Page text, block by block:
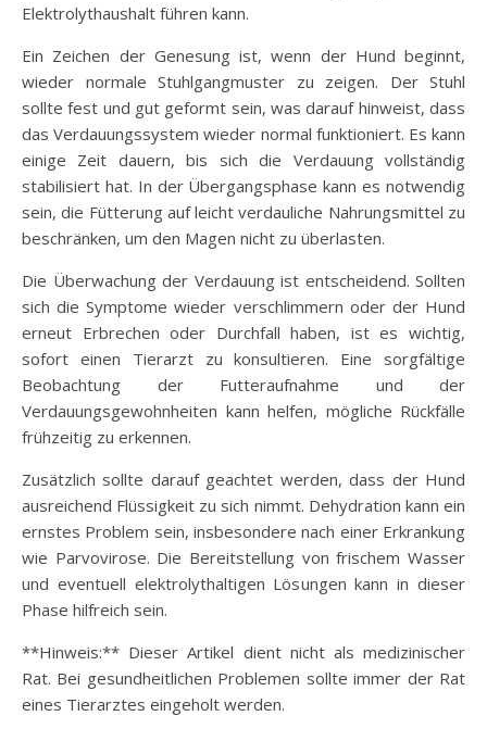
Elektrolythaushalt führen kann.
Ein Zeichen der Genesung ist, wenn der Hund beginnt,
wieder normale Stuhlgangmuster zu zeigen. Der Stuhl
sollte fest und gut geformt sein, was darauf hinweist, dass
das Verdauungssystem wieder normal funktioniert. Es kann
einige Zeit dauern, bis sich die Verdauung vollständig
stabilisiert hat. In der Übergangsphase kann es notwendig
sein, die Fütterung auf leicht verdauliche Nahrungsmittel zu
beschränken, um den Magen nicht zu überlasten.
Die Überwachung der Verdauung ist entscheidend. Sollten
sich die Symptome wieder verschlimmern oder der Hund
erneut Erbrechen oder Durchfall haben, ist es wichtig,
sofort einen Tierarzt zu konsultieren. Eine sorgfältige
Beobachtung der Futteraufnahme und der
Verdauungsgewohnheiten kann helfen, mögliche Rückfälle
frühzeitig zu erkennen.
Zusätzlich sollte darauf geachtet werden, dass der Hund
ausreichend Flüssigkeit zu sich nimmt. Dehydration kann ein
ernstes Problem sein, insbesondere nach einer Erkrankung
wie Parvovirose. Die Bereitstellung von frischem Wasser
und eventuell elektrolythaltigen Lösungen kann in dieser
Phase hilfreich sein.
**Hinweis:** Dieser Artikel dient nicht als medizinischer
Rat. Bei gesundheitlichen Problemen sollte immer der Rat
eines Tierarztes eingeholt werden.